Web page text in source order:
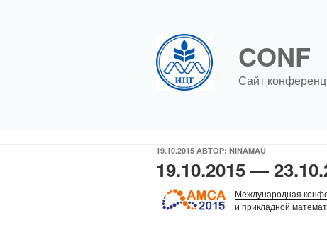
CONF
Сайт
ОПУБЛИКОВАНО
19.10.2015 АВТОР: NINAMAU
19.10.2015 —
Международная
и прикладной